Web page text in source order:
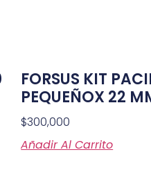
FORSUS KIT
PEQUEÑOX 22
$300,000
Añadir Al Carrito